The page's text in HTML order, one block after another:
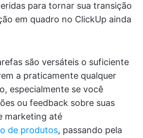
para tornar sua transição
em quadro no ClickUp ainda
são versáteis o suficiente
a praticamente qualquer
especialmente se você
ou feedback sobre suas
marketing até
de produtos, passando pela